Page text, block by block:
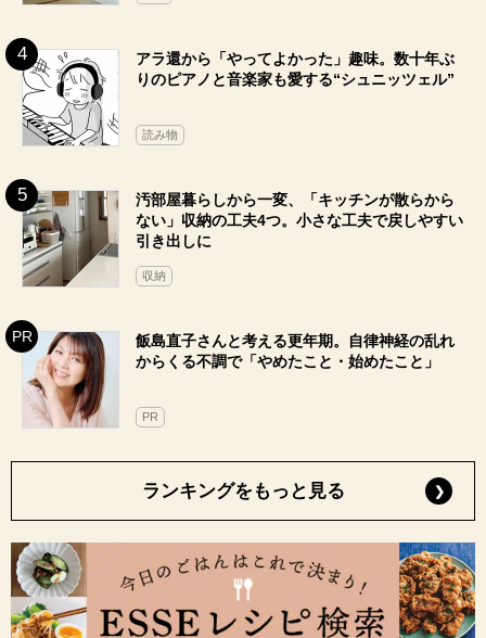
アラ還から「やってよかった」趣味。数十年ぶ
りのピアノと音楽家も愛する“シュニッツェル”
読み物
汚部屋暮らしから一変、「キッチンが散らから
ない」収納の工夫4つ。小さな工夫で戻しやすい
引き出しに
収納
飯島直子さんと考える更年期。自律神経の乱れ
からくる不調で「やめたこと・始めたこと」
PR
ランキングをもっと見る